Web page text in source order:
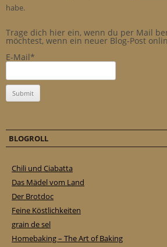
habe.
Trage dich hier ein, wenn du per Mail
möchtest, wenn ein neuer Blog-Post
E-Mail*
BLOGROLL
Chili und Ciabatta
Das Mädel vom Land
Der Brotdoc
Feine Köstlichkeiten
grain de sel
Homebaking – The Art of Baking